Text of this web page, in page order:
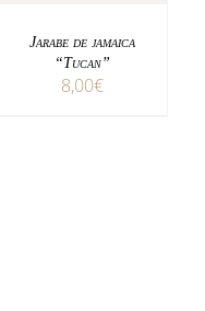
Jarabe de jamaica
“Tucan”
8,00€